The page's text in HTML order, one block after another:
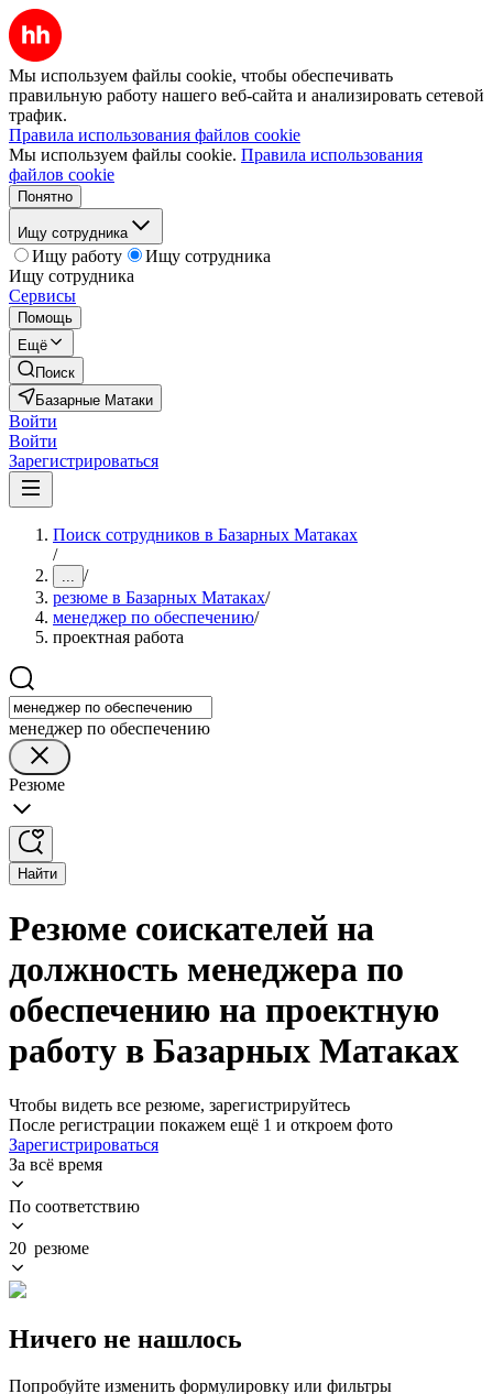
Мы используем файлы cookie, чтобы обеспечивать
правильную работу нашего веб-сайта и анализировать сетевой
трафик.
Правила использования файлов cookie
Мы используем файлы cookie. Правила использования
файлов cookie
Понятно
Ищу сотрудника
Ищу работу
Ищу сотрудника
Ищу сотрудника
Сервисы
Помощь
Ещё
Поиск
Базарные Матаки
Войти
Войти
Зарегистрироваться
Поиск сотрудников в Базарных Матаках
/
... /
резюме в Базарных Матаках/
менеджер по обеспечению/
проектная работа
менеджер по обеспечению
Резюме
Найти
Резюме соискателей на
должность менеджера по
обеспечению на проектную
работу в Базарных Матаках
Чтобы видеть все резюме, зарегистрируйтесь
После регистрации покажем ещё 1 и откроем фото
Зарегистрироваться
За всё время
По соответствию
20 резюме
Ничего не нашлось
Попробуйте изменить формулировку или фильтры